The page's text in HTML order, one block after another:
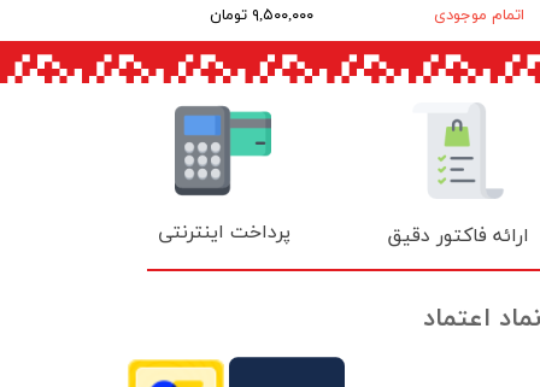
۹,۵۰۰,۰۰۰ تومان اتمام موجودی
ارائه فاکتور دقیق پرداخت اینترنتی
نماد اعتماد